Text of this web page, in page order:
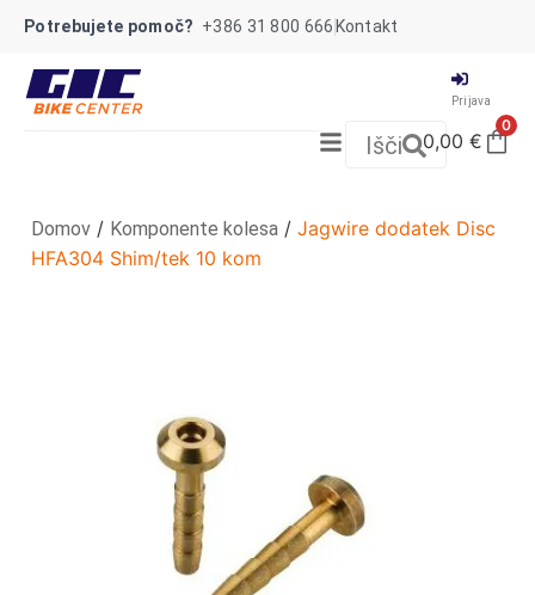
Potrebujete pomoč? +386 31 800 666 Kontakt
Prijava
Išči
0
0,00 €
Domov / Komponente kolesa / Jagwire dodatek Disc
HFA304 Shim/tek 10 kom